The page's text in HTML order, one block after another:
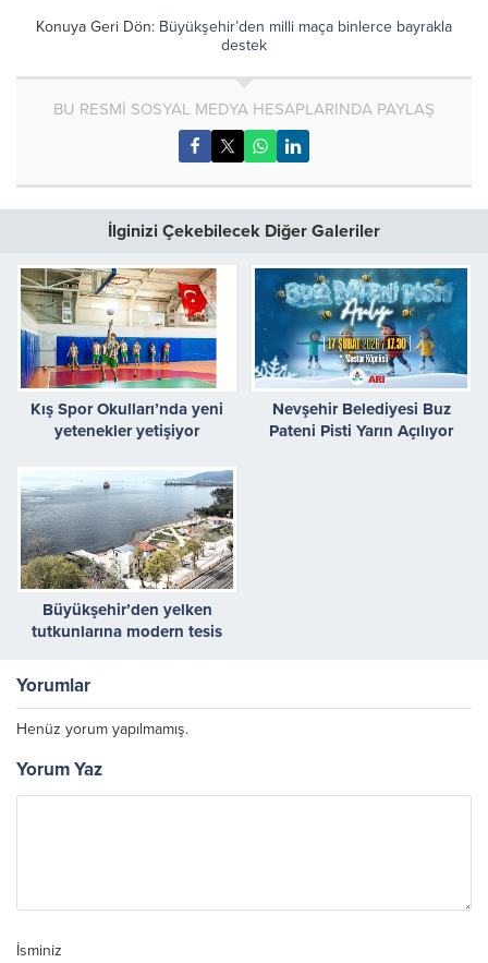
Konuya Geri Dön: Büyükşehir’den milli maça binlerce bayrakla
destek
BU RESMİ SOSYAL MEDYA HESAPLARINDA PAYLAŞ
İlginizi Çekebilecek Diğer Galeriler
Kış Spor Okulları’nda yeni
yetenekler yetişiyor
Nevşehir Belediyesi Buz
Pateni Pisti Yarın Açılıyor
Büyükşehir’den yelken
tutkunlarına modern tesis
Yorumlar
Henüz yorum yapılmamış.
Yorum Yaz
İsminiz